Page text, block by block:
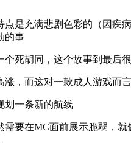
充满悲剧色彩的（因疾
的事
死胡同，这个故事到最后
，而这对一款成人游戏而
划一条新的航线
要在MC面前展示脆弱，